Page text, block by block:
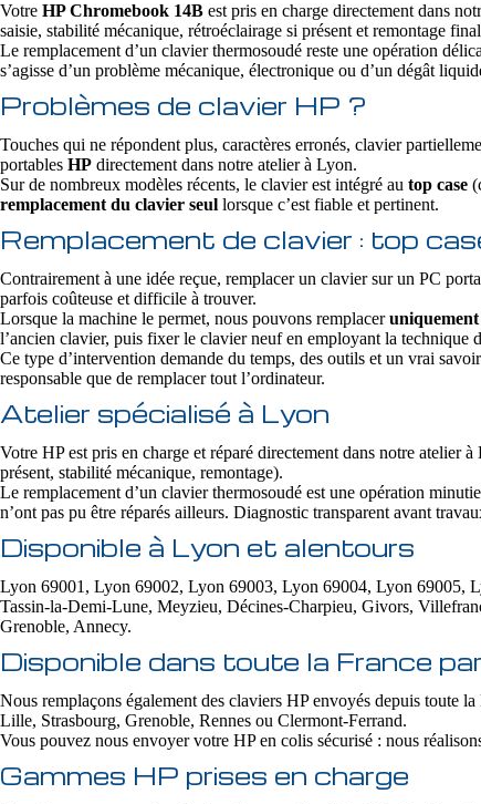
Votre HP Chromebook 14B est pris en charge directement dans
saisie, stabilité mécanique, rétroéclairage si présent et remontage
Le remplacement d’un clavier thermosoudé reste une opération
s’agisse d’un problème mécanique, électronique ou d’un dégât
Problèmes de clavier HP ?
Touches qui ne répondent plus, caractères erronés, clavier
portables HP directement dans notre atelier à Lyon.
Sur de nombreux modèles récents, le clavier est intégré au top case
remplacement du clavier seul lorsque c’est fiable et pertinent.
Remplacement de clavier : top
Contrairement à une idée reçue, remplacer un clavier sur un PC
parfois coûteuse et difficile à trouver.
Lorsque la machine le permet, nous pouvons remplacer
l’ancien clavier, puis fixer le clavier neuf en employant la
Ce type d’intervention demande du temps, des outils et un vrai
responsable que de remplacer tout l’ordinateur.
Atelier spécialisé à Lyon
Votre HP est pris en charge et réparé directement dans notre atelier
présent, stabilité mécanique, remontage).
Le remplacement d’un clavier thermosoudé est une opération
n’ont pas pu être réparés ailleurs. Diagnostic transparent avant
Disponible à Lyon et alentours
Lyon 69001, Lyon 69002, Lyon 69003, Lyon 69004, Lyon 69005,
Tassin-la-Demi-Lune, Meyzieu, Décines-Charpieu, Givors,
Grenoble, Annecy.
Disponible dans toute la France
Nous remplaçons également des claviers HP envoyés depuis toute
Lille, Strasbourg, Grenoble, Rennes ou Clermont-Ferrand.
Vous pouvez nous envoyer votre HP en colis sécurisé : nous
Gammes HP prises en charge